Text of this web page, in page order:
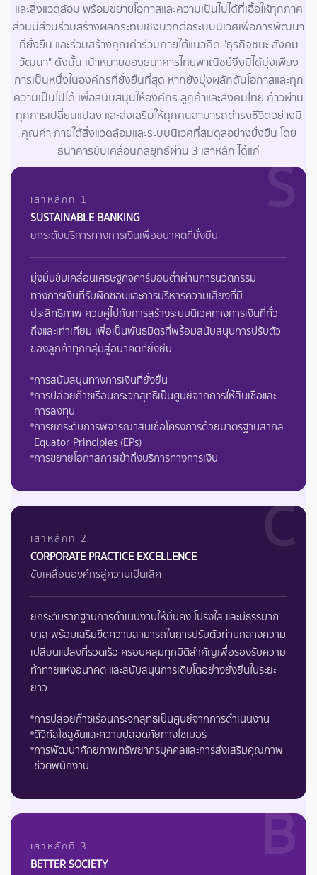
และสิ่งแวดล้อม พร้อมขยายโอกาสและความเป็นไปได้ที่เอื้อให้ทุกภาค
ส่วนมีส่วนร่วมสร้างผลกระทบเชิงบวกต่อระบบนิเวศเพื่อการพัฒนา
ที่ยั่งยืน และร่วมสร้างคุณค่าร่วมภายใต้แนวคิด "ธุรกิจชนะ สังคม
วัฒนา" ดังนั้น เป้าหมายของธนาคารไทยพาณิชย์จึงมิได้มุ่งเพียง
การเป็นหนึ่งในองค์กรที่ยั่งยืนที่สุด หากยังมุ่งผลักดันโอกาสและทุก
ความเป็นไปได้ เพื่อสนับสนุนให้องค์กร ลูกค้าและสังคมไทย ก้าวผ่าน
ทุกการเปลี่ยนแปลง และส่งเสริมให้ทุกคนสามารถดำรงชีวิตอย่างมี
คุณค่า ภายใต้สิ่งแวดล้อมและระบบนิเวศที่สมดุลอย่างยั่งยืน โดย
ธนาคารขับเคลื่อนกลยุทธ์ผ่าน 3 เสาหลัก ได้แก่ S
เสาหลักที่ 1
SUSTAINABLE BANKING
ยกระดับบริการทางการเงินเพื่ออนาคตที่ยั่งยืน
มุ่งมั่นขับเคลื่อนเศรษฐกิจคาร์บอนต่ำผ่านการนวัตกรรม
ทางการเงินที่รับผิดชอบและการบริหารความเสี่ยงที่มี
ประสิทธิภาพ ควบคู่ไปกับการสร้างระบบนิเวศทางการเงินที่ทั่ว
ถึงและเท่าเทียม เพื่อเป็นพันธมิตรที่พร้อมสนับสนุนการปรับตัว
ของลูกค้าทุกกลุ่มสู่อนาคตที่ยั่งยืน
การสนับสนุนทางการเงินที่ยั่งยืน
การปล่อยก๊าซเรือนกระจกสุทธิเป็นศูนย์จากการให้สินเชื่อและ
การลงทุน
การยกระดับการพิจารณาสินเชื่อโครงการด้วยมาตรฐานสากล
Equator Principles (EPs)
การขยายโอกาสการเข้าถึงบริการทางการเงิน
C
เสาหลักที่ 2
CORPORATE PRACTICE EXCELLENCE
ขับเคลื่อนองค์กรสู่ความเป็นเลิศ
ยกระดับรากฐานการดำเนินงานให้มั่นคง โปร่งใส และมีธรรมาภิ
บาล พร้อมเสริมขีดความสามารถในการปรับตัวท่ามกลางความ
เปลี่ยนแปลงที่รวดเร็ว ครอบคลุมทุกมิติสำคัญเพื่อรองรับความ
ท้าทายแห่งอนาคต และสนับสนุนการเติบโตอย่างยั่งยืนในระยะ
ยาว
การปล่อยก๊าซเรือนกระจกสุทธิเป็นศูนย์จากการดำเนินงาน
ดิจิทัลโซลูชันและความปลอดภัยทางไซเบอร์
การพัฒนาศักยภาพทรัพยากรบุคคลและการส่งเสริมคุณภาพ
ชีวิตพนักงาน
B
เสาหลักที่ 3
BETTER SOCIETY